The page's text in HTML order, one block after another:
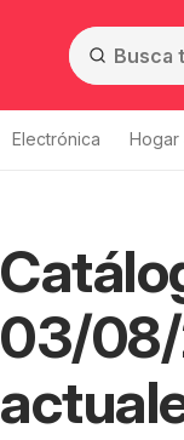
Electrónica Hogar
03/